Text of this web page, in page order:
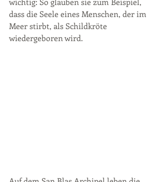
dass die Seele eines Menschen, der im
Meer stirbt, als Schildkröte
wiedergeboren wird.